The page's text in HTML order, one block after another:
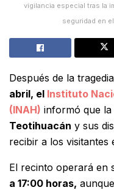
vigilancia especial tras la
seguridad en
Después de la
abril, el Instituto
(INAH) informó que la
Teotihuacán y sus
recibir a los visitantes
El recinto operará en
a 17:00 horas,